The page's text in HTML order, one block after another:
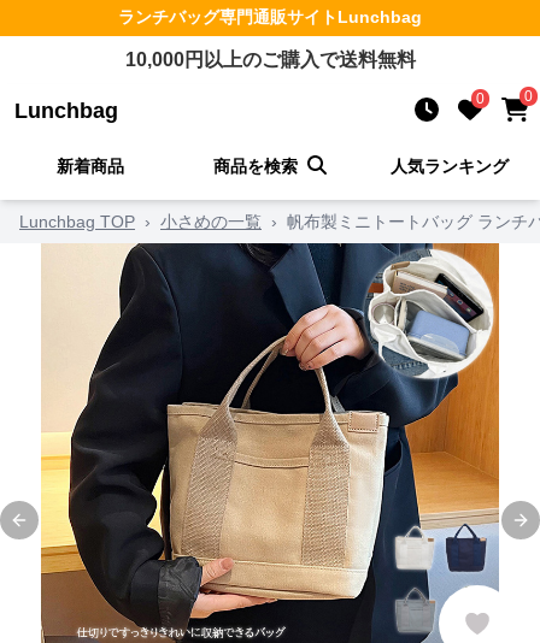
ランチバッグ専門通販サイトLunchbag
10,000円以上のご購入で送料無料
Lunchbag 0 0
新着商品 商品を検索 人気ランキング
Lunchbag TOP › 小さめの一覧 › 帆布製ミニトートバッグ ランチ
Previous slide